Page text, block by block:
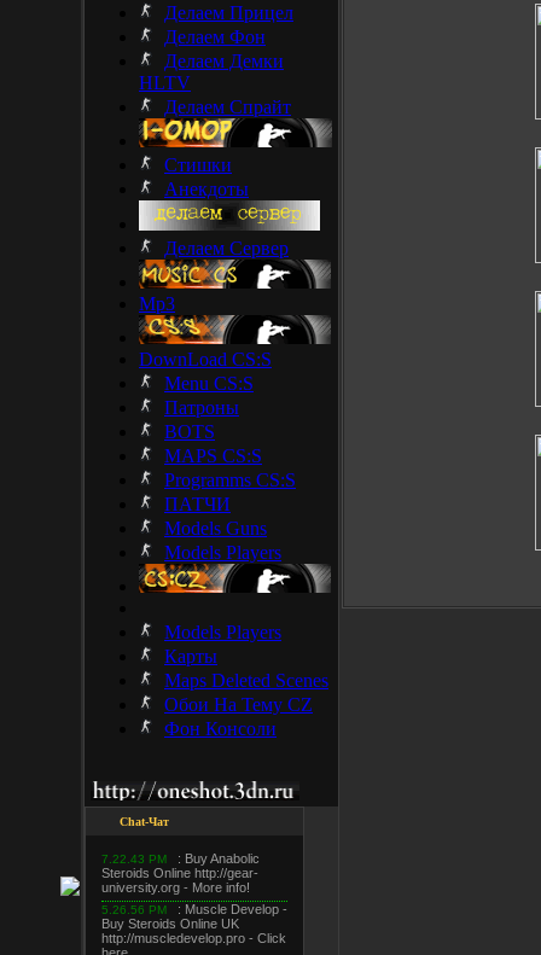
Делаем Прицел
Делаем Фон
Делаем Демки
HLTV
Делаем Спрайт
Стишки
Анекдоты
Делаем Сервер
Mp3
DownLoad CS:S
Menu CS:S
Патроны
BOTS
MAPS CS:S
Programms CS:S
ПАТЧИ
Models Guns
Models Players
Models Players
Карты
Maps Deleted Scenes
Обои На Тему CZ
Фон Консоли
Chat-Чат